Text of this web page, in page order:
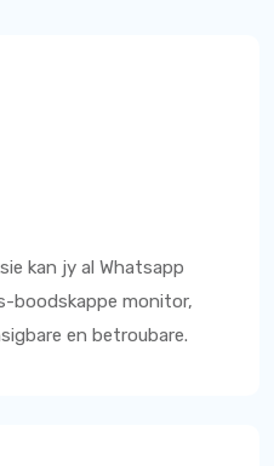
kan jy al Whatsapp
boodskappe monitor,
en betroubare.